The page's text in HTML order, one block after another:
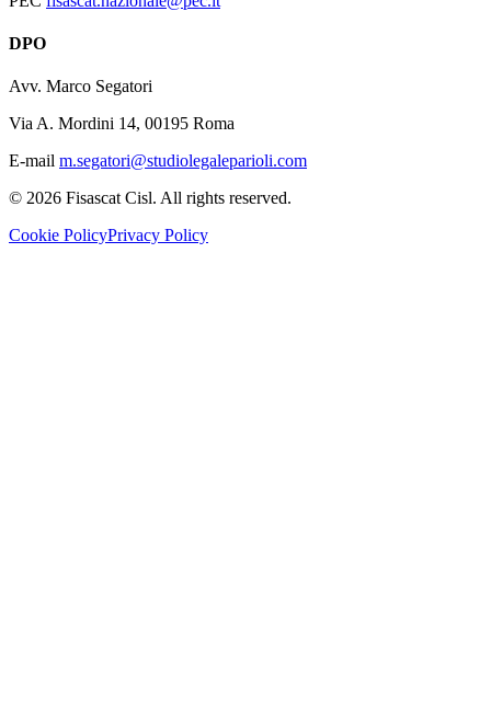
DPO
Avv. Marco Segatori
Via A. Mordini 14, 00195 Roma
E-mail m.segatori@studiolegaleparioli.com
© 2026 Fisascat Cisl. All rights reserved.
Cookie PolicyPrivacy Policy